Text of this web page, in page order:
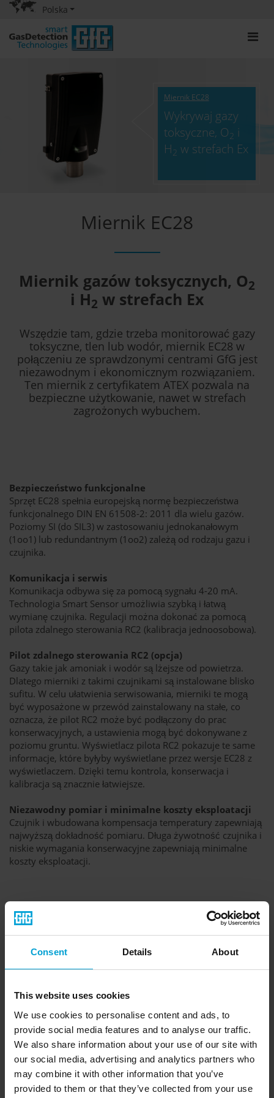
Consent Details About
This website uses cookies
We use cookies to personalise content and ads, to
provide social media features and to analyse our traffic.
We also share information about your use of our site with
our social media, advertising and analytics partners who
may combine it with other information that you’ve
provided to them or that they’ve collected from your use
Polska
Miernik EC28
Wykrywaj gazy
toksyczne, O 2 i
H 2 w strefach Ex
Miernik EC28
Miernik gazów toksycznych, O2
i H2 w strefach Ex
Wszędzie tam, gdzie trzeba monitorować gazy
toksyczne, tlen lub wodór, miernik EC28 w
połączeniu ze sprawdzonymi centrami GfG jest
niezawodnym i ekonomicznym rozwiązaniem.
Ten miernik z certyfikatem ATEX pozwala na
bezpieczne użytkowanie, nawet w strefach
zagrożonych wybuchem.
Bezpieczeństwo funkcjonalne
Sprzęt EC28 spełnia europejską normę bezpieczeństwa
funkcjonalnego DIN EN 61508-2: 2011 dla wielu gazów.
Poziomy SI (do SIL3) w zastosowaniu jednokanałowym
(1oo1) lub redundantnym (1oo2) zależą od rodzaju gazu i
czujnika.
Komunikacja i serwis
Komunikacja odbywa się za pomocą sygnału 4-20 mA.
Technologia Smart Sensor umożliwia szybką i łatwą
wymianę czujnika. Regulacji można dokonać za pomocą
pilota zdalnego sterowania RC2 (kalibracja jednoosobowa).
Pilot zdalnego sterowania RC2 (opcja)
Gazy takie jak amoniak i wodór są lżejsze od powietrza.
Dlatego mierniki z takimi czujnikami są instalowane blisko
sufitu. W celu ułatwienia serwisowania, mierniki te mogą
być wyposażone w przewód zainstalowany na stałe, co
oznacza, że pilot RC2 może być podłączony do prac
konserwacyjnych, a ustawienia mogą być dokonywane z
poziomu gruntu. Wyświetlacz pilota RC2 pokazuje te same
informacje, które byłyby wyświetlane przez wersje EC28 z
wyświetlaczem. Dzięki temu kontrola, konserwacja i
kalibracja są znacznie łatwiejsze.
Niezawodny pomiar i minimalne koszty eksploatacji
Czujnik i wbudowana kompensacja temperatury zapewniają
najwyższą dokładność pomiaru. Długa żywotność czujnika i
niskie wymagania konserwacyjne zapewniają minimalne
koszty eksploatacji.